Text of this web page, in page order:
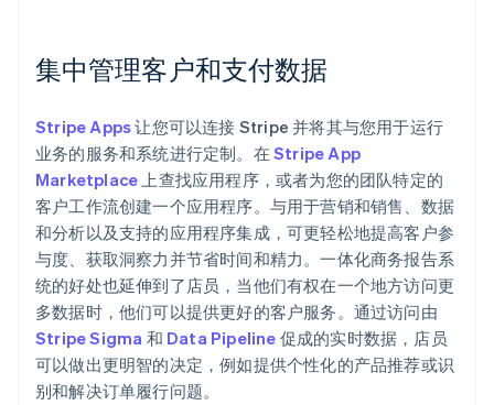
集中管理客户和支付数据
Stripe Apps让您可以连接 Stripe 并将其与您用于运行
业务的服务和系统进行定制。在 Stripe App
Marketplace上查找应用程序，或者为您的团队特定的
客户工作流创建一个应用程序。与用于营销和销售、数据
和分析以及支持的应用程序集成，可更轻松地提高客户参
与度、获取洞察力并节省时间和精力。一体化商务报告系
统的好处也延伸到了店员，当他们有权在一个地方访问更
多数据时，他们可以提供更好的客户服务。通过访问由
Stripe Sigma 和 Data Pipeline 促成的实时数据，店员
可以做出更明智的决定，例如提供个性化的产品推荐或识
别和解决订单履行问题。
Français
波兰
丹麦
English
德国
DeutschEnglish
法国
FrançaisEnglish
芬兰
EnglishSvenska
荷兰
NederlandsEnglish
加拿大
EnglishFrançais
捷克